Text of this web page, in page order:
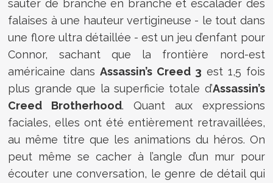
sauter de branche en branche et escalader des
falaises à une hauteur vertigineuse - le tout dans
une flore ultra détaillée - est un jeu d’enfant pour
Connor, sachant que la frontière nord-est
américaine dansAssassin’s Creed 3 est 1,5 fois
plus grande que la superficie totale d’Assassin’s
Creed Brotherhood. Quant aux expressions
faciales, elles ont été entièrement retravaillées,
au même titre que les animations du héros. On
peut même se cacher à l’angle d’un mur pour
écouter une conversation, le genre de détail qui